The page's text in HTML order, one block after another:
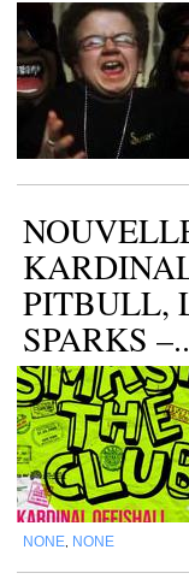
PITBULL,
SPARKS
NONE NONE